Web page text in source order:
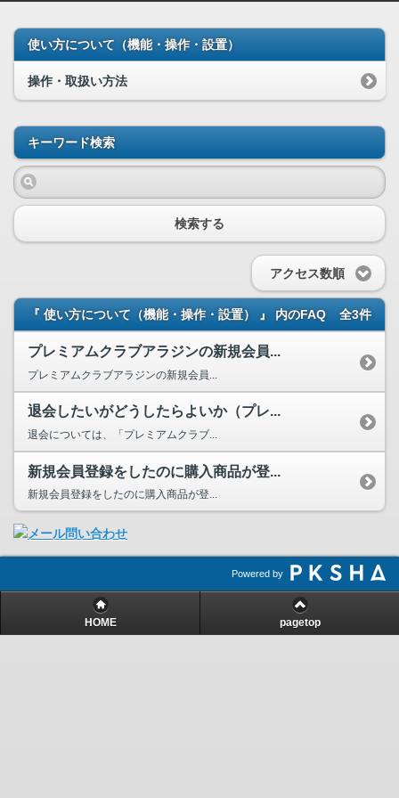
使い方について（機能・操作・設置）
操作・取扱い方法
キーワード検索
検索する
アクセス数順
『 使い方について（機能・操作・設置） 』 内のFAQ 全3件
プレミアムクラブアラジンの新規会員...
プレミアムクラブアラジンの新規会員...
退会したいがどうしたらよいか（プレ...
退会については、「プレミアムクラブ...
新規会員登録をしたのに購入商品が登...
新規会員登録をしたのに購入商品が登...
Powered by
HOME pagetop